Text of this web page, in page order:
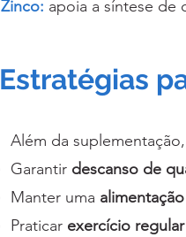
Zinco: apoia a síntese de
Estratégias
Além da suplementação,
Garantir descanso de
Manter uma
Praticar exercício regular